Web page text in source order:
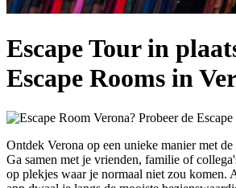
Escape Tour in
Escape Rooms in
Ontdek Verona op een unieke manier met
Ga samen met je vrienden, familie of
op plekjes waar je normaal niet zou komen.